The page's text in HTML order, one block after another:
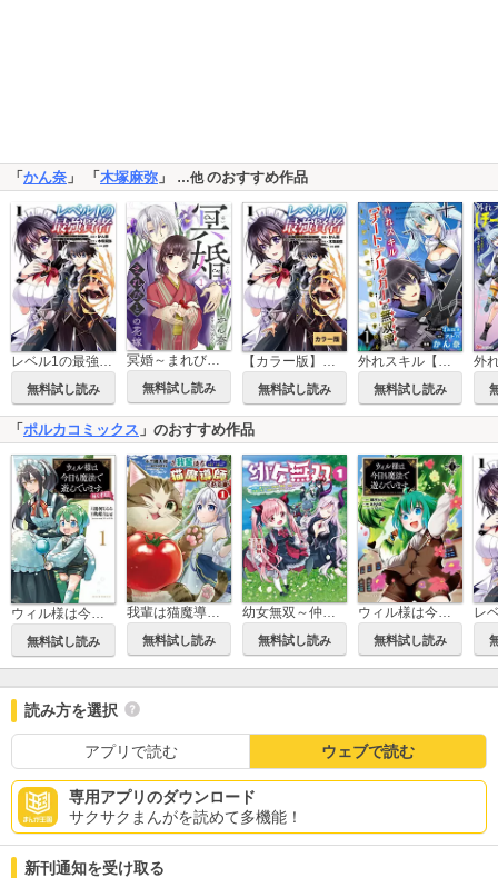
「 かん奈 」 「 木塚麻弥 」 …他のおすすめ作品
無料試し読み
冥婚～まれびとの花嫁～
無料試し読み 無料試し読み 無料試し読み
「 ポルカコミックス 」のおすすめ作品
ウィル様は今日も魔法で遊んでいます。ねくすと！（ポルカコミックス）
無料試し読み
我輩は猫魔導師である～キジトラ・ルークの快適チート猫生活～（ポルカコミックス）
無料試し読み
幼女無双～仲間に裏切られた召喚師、魔族の幼女になって【英霊召喚】で溺愛スローライフを送る～（ポルカコミックス）
無料試し読み
ウィル様は今日も魔法で遊んでいます。(ポルカコミックス)
無料試し読み
読み方を選択
アプリで読む ウェブで読む
専用アプリのダウンロード
サクサクまんがを読めて多機能！
新刊通知を受け取る